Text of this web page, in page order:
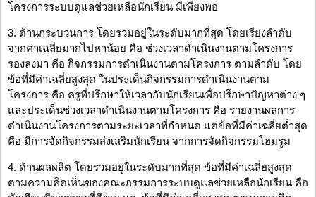
โครงการระบบดูแลช่วยเหลือนักเรียน มีเพียงพอ
3. ด้านกระบวนการ โดยรวมอยู่ในระดับมากที่สุด โดยเรียงลำดับ
จากค่าเฉลี่ยมากไปหาน้อย คือ ช่วงเวลาดำเนินงานตามโครงการ
รองลงมา คือ กิจกรรมการดำเนินงานตามโครงการ ตามลำดับ โดย
ข้อที่มีค่าเฉลี่ยสูงสุด ในประเด็นกิจกรรมการดำเนินงานตาม
โครงการ คือ ครูที่ปรึกษาให้เวลากับนักเรียนเพื่อปรึกษาปัญหาต่าง ๆ
และประเด็นช่วงเวลาดำเนินงานตามโครงการ คือ รายงานผลการ
ดำเนินงานโครงการตามระยะเวลาที่กำหนด แต่ข้อที่มีค่าเฉลี่ยต่ำสุด
คือ มีการจัดกิจกรรมส่งเสริมนักเรียน จากการจัดกิจกรรมโฮมรูม
4. ด้านผลผลิต โดยรวมอยู่ในระดับมากที่สุด ข้อที่มีค่าเฉลี่ยสูงสุด
ตามความคิดเห็นของคณะกรรมการระบบดูแลช่วยเหลือนักเรียน คือ